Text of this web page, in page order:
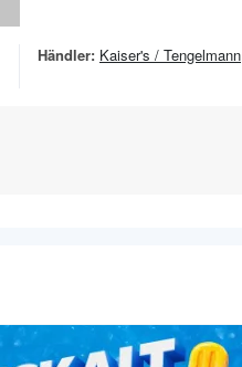
Händler: Kaiser's / Tengelmann